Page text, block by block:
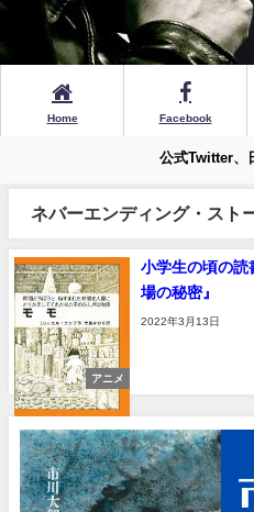
Home Facebook
公式Twitter、
ネバーエンディング・スト
アニメ
小学生の頃の読
場の秘密』
2022年3月13日